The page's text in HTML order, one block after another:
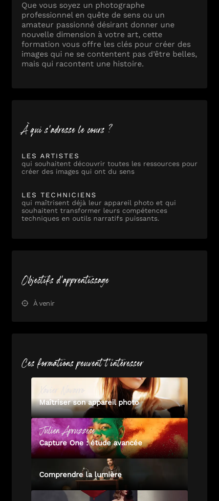
Que vous soyez un photographe
professionnel en quête de sens ou un
amateur passionné désirant donner une
nouvelle dimension à votre art, cette
formation vous offre les clés pour créer des
images qui ne se contentent pas d’être belles,
mais qui racontent une histoire.
À qui s'adresse le cours ?
LES ARTISTES
qui souhaitent découvrir toutes les ressources pour
créer des images qui ont du sens
LES TECHNICIENS
qui maîtrisent déjà leur appareil photo et qui
souhaitent transformer leurs compétences
techniques en outils narratifs puissants.
Objectifs d'apprentissage
À venir
Ces formations peuvent t'intéresser
Maîtriser son appareil photo
JulienApruzzese
Capture One : étude avancée
Comprendre la lumière